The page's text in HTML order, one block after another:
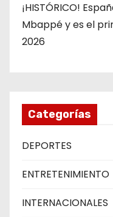
¡HISTÓRICO!
Mbappé y es el
2026
Categorías
DEPORTES
ENTRETENIMIENTO
INTERNACIONALES